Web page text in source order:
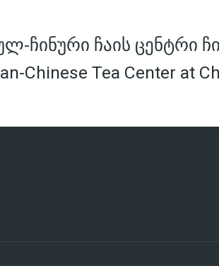
ჩინური ჩაის ცენტრი
Chinese Tea Center at